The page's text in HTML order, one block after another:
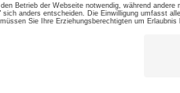
AGB COOKIES